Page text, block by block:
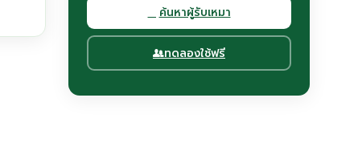
ค้นหาผู้รับเหมา
ทดลองใช้ฟรี